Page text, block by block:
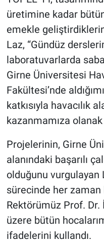
üretimine kadar
emekle
Laz, “Gündüz
laboratuvarlarda
Girne Üniversitesi
Fakültesi’nde
katkısıyla havacılık
kazanmamıza olanak
Projelerinin, Girne
alanındaki başarılı
olduğunu vurgulayan
sürecinde her
Rektörümüz Prof.
üzere bütün
ifadelerini kullandı.